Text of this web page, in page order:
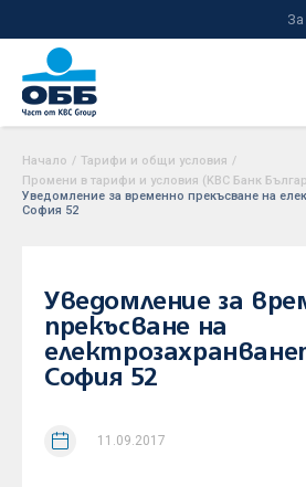
Начало / Тарифи и общи условия /
Промени в тарифи и условия (KBC Банк
Уведомление за временно прекъсване на
София 52
Уведомление за
прекъсване на
София 52
11.09.2017